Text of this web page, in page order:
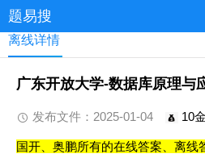
题易搜
离线详情
广东开放大学-数据库原理与
发布文件：2025-01-04 10
国开、奥鹏所有的在线答案、离线